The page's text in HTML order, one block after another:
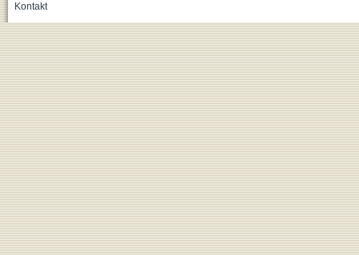
Kontakt